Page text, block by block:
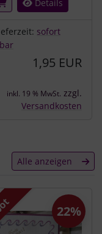
Details
sofort
1,95 EUR
inkl. 19 % MwSt. zzgl.
Versandkosten
Alle anzeigen
Sie mit der Tab-
22%